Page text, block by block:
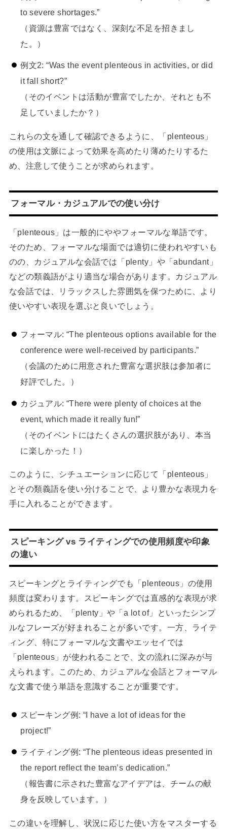
to severe shortages.”
（資源は豊富ではなく、深刻な不足を招きまし
た。）
例文2: “Was the event plenteous in activities, or did
it fall short?”
（そのイベントは活動が豊富でしたか、それとも不
足していましたか？）
これらの文を通して確認できるように、「plenteous」
の使用は文脈によって効果を高めたり薄めたりするた
め、注意して使うことが求められます。
フォーマル・カジュアルでの使い分け
「plenteous」は一般的にややフォーマルな単語です。
そのため、フォーマルな場面では適切に使われやすいも
のの、カジュアルな会話では「plenty」や「abundant」
などの類義語がより適当な場合があります。カジュアル
な会話では、リラックスした雰囲気を保つために、より
使いやすい表現を選ぶと良いでしょう。
フォーマル: “The plenteous options available for the
conference were well-received by participants.”
（会議のために用意された豊富な選択肢は参加者に
好評でした。）
カジュアル: “There were plenty of choices at the
event, which made it really fun!”
（そのイベントにはたくさんの選択肢があり、本当
に楽しかった！）
このように、シチュエーションに応じて「plenteous」
とその類義語を使い分けることで、より豊かな表現力を
手に入れることができます。
スピーキング vs ライティングでの使用頻度や印象
の違い
スピーキングとライティングでも「plenteous」の使用
頻度は変わります。スピーキングでは直感的な表現が求
められるため、「plenty」や「a lot of」といったシンプ
ルなフレーズが好まれることが多いです。一方、ライテ
ィング、特にフォーマルな文書やエッセイでは
「plenteous」が使われることで、文の流れに深みが与
えられます。このため、カジュアルな会話とフォーマル
な文書で使う単語を意識することが重要です。
スピーキング例: “I have a lot of ideas for the
project!”
ライティング例: “The plenteous ideas presented in
the report reflect the team’s dedication.”
（報告書に示された豊富なアイデアは、チームの献
身を反映しています。）
この違いを理解し、状況に応じた使い方をマスターする